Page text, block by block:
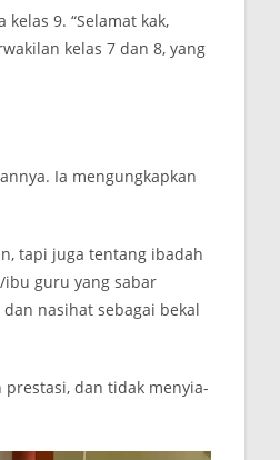
9. “Selamat kak,
kelas 7 dan 8, yang
Ia mengungkapkan
tapi juga tentang ibadah
guru yang sabar
nasihat sebagai bekal
dan tidak menyia-